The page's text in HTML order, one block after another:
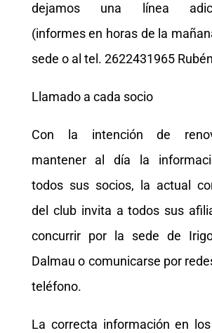
dejamos una línea
(informes en horas de la
sede o al tel. 2622431965
Llamado a cada socio
Con la intención de
mantener al día la
todos sus socios, la actual
del club invita a todos sus
concurrir por la sede de
Dalmau o comunicarse por
teléfono.
La correcta información en